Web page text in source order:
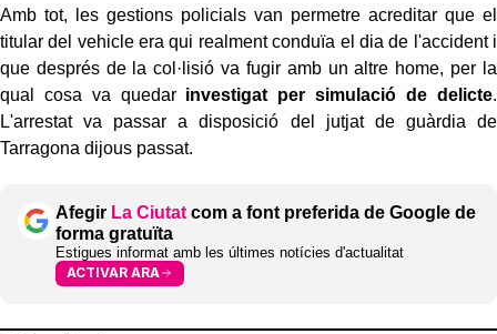
Amb tot, les gestions policials van permetre acreditar que el
titular del vehicle era qui realment conduïa el dia de l'accident i
que després de la col·lisió va fugir amb un altre home, per la
qual cosa va quedar investigat per simulació de delicte.
L'arrestat va passar a disposició del jutjat de guàrdia de
Tarragona dijous passat.
Afegir La Ciutat com a font preferida de Google de
forma gratuïta
Estigues informat amb les últimes notícies d'actualitat
ACTIVAR ARA